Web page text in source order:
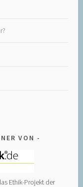
VON
Ethik-Projekt der